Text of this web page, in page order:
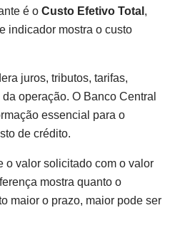
é o Custo Efetivo Total ,
indicador mostra o custo
juros, tributos, tarifas,
operação. O Banco Central
essencial para o
de crédito.
o valor solicitado com o valor
mostra quanto o
maior o prazo, maior pode ser